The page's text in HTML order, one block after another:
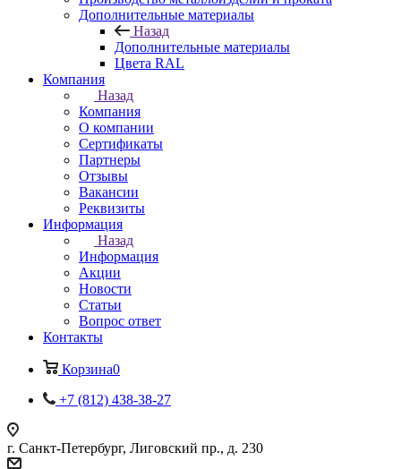
Дополнительные материалы
Назад
Дополнительные материалы
Цвета RAL
Компания
Назад
Компания
О компании
Сертификаты
Партнеры
Отзывы
Вакансии
Реквизиты
Информация
Назад
Информация
Акции
Новости
Статьи
Вопрос ответ
Контакты
Корзина0
+7 (812) 438-38-27
г. Санкт-Петербург, Лиговский пр., д. 230